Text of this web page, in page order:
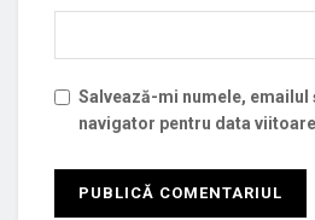
Salvează-mi numele, emailul
navigator pentru data